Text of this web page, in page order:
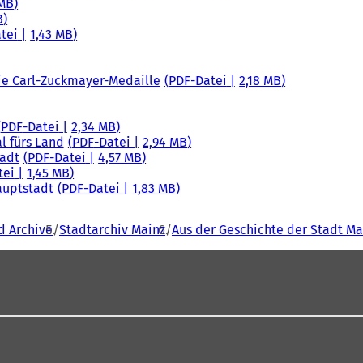
1,43 MB
Carl-Zuckmayer-Medaille PDF-Datei
2,18 MB
PDF-Datei
2,34 MB
fürs Land
PDF-Datei
2,94 MB
PDF-Datei
4,57 MB
1,45 MB
PDF-Datei 1,83 MB
Archive Stadtarchiv Mainz Aus der Geschichte der Stadt